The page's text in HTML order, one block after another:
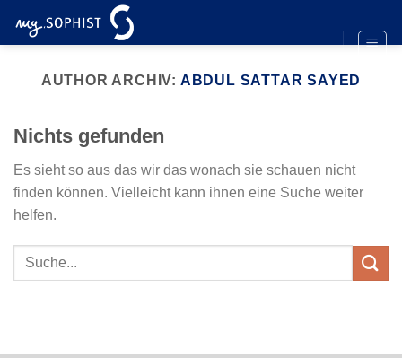
Inhalt
AUTHOR ARCHIV: ABDUL SATTAR SAYED
Nichts gefunden
Es sieht so aus das wir das wonach sie schauen nicht
finden können. Vielleicht kann ihnen eine Suche weiter
helfen.